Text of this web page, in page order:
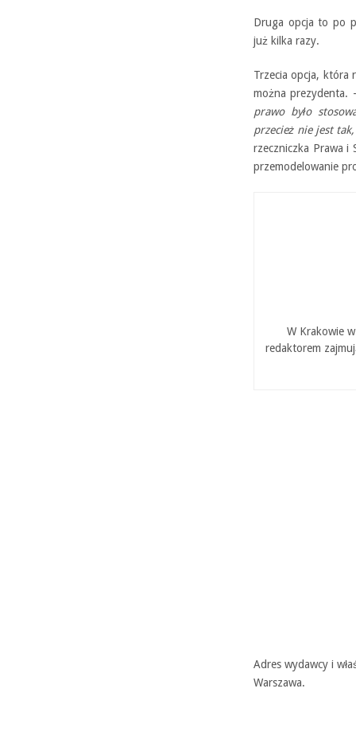
Druga opcja to po
już kilka razy.
Trzecia opcja,
można prezydenta.
prawo było
przecież nie jest
rzeczniczka Prawa i
przemodelowanie
W Krakowie
redaktorem
Adres wydawcy i
Warszawa.